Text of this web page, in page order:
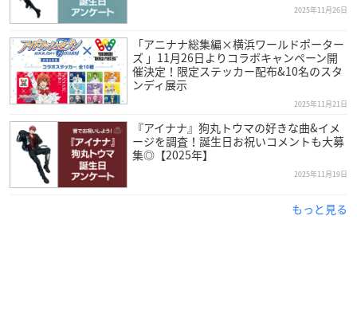
2025年11月26日
「アニナナ総集編×横浜ワールドポーター
ズ 」11月26日よりコラボキャンペーン開
催決定！限定ステッカー配布&10名のスタ
ンディ展示
2025年11月21日
『アイナナ』狗丸トウマの好きな曲&イメ
ージを調査！誕生日お祝いコメントも大募
集◎【2025年】
2025年11月19日
もっと見る